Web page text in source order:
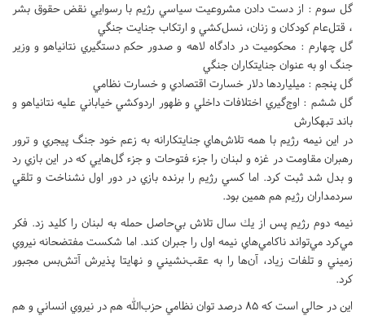
گل سوم : از دست دادن مشروعيت سياسي رژيم با رسوايي نقض حقوق بشر
، قتل‌عام كودكان و زنان، نسل‌كشي و ارتكاب جنايت جنگي
گل چهارم : محكوميت در دادگاه لاهه و صدور حكم دستگيري نتانياهو و وزير
جنگ او به عنوان جنايتكاران جنگي
گل پنجم : ميلياردها دلار خسارت اقتصادي و خسارت نظامي
گل ششم : اوج‌گيري اختلافات داخلي و ظهور اردوكشي خياباني عليه نتانياهو و
باند تبهكارش
در اين نيمه رژيم با همه تلاش‌هاي جنايتكارانه به زعم خود جنگ پيجري و ترور
رهبران مقاومت در غزه و لبنان را جزء فتوحات و جزء گل‌هايي كه در اين بازي رد
و بدل شد ثبت كرد. اما كسي رژيم را برنده بازي در دور اول نشناخت و تلقي
سردمداران رژيم هم همين بود.
نيمه دوم رژيم پس از يك سال تلاش بي‌حاصل حمله به لبنان را كليد زد. فكر
مي‌كرد مي‌تواند ناكامي‌هاي نيمه اول را جبران كند. اما شكست مفتضحانه نيروي
زميني و تلفات زياد، آن‌ها را به عقب‌نشيني و نهايتا پذيرش آتش‌بس مجبور
كرد.
اين در حالي است كه 85 درصد توان نظامي حزب‌الله هم در نيروي انساني و هم